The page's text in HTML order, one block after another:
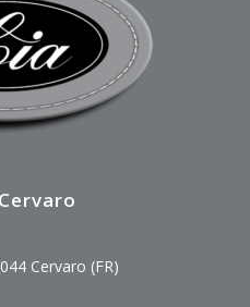
Cervaro (FR)